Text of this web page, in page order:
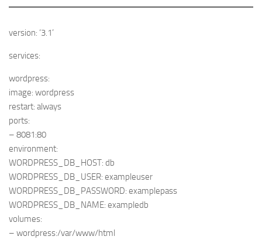
version: ‘3.1’
services:
wordpress:
image: wordpress
restart: always
ports:
– 8081:80
environment:
WORDPRESS_DB_HOST: db
WORDPRESS_DB_USER: exampleuser
WORDPRESS_DB_PASSWORD: examplepass
WORDPRESS_DB_NAME: exampledb
volumes:
– wordpress:/var/www/html